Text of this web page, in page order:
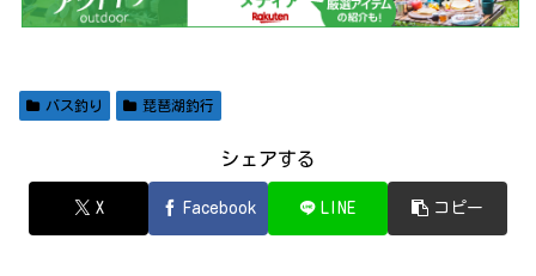
バス釣り 琵琶湖釣行
シェアする
X Facebook LINE コピー